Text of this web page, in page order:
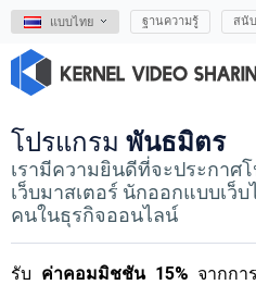
แบบไทย ฐานความรู้ สนั
โปรแกรม พันธมิตร
เรามีความยินดีที่จะประกาศ
เว็บมาสเตอร์ นักออกแบบเว็
คนในธุรกิจออนไลน์
รับ ค่าคอมมิชชัน 15% จากก